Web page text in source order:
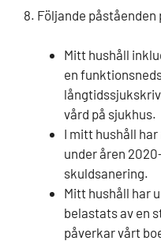
8. Följande
Mitt hushåll
en
vård på sjukhus.
I mitt hushåll
under åren
skuldsanering.
Mitt hushåll har
belastats av en
påverkar vårt